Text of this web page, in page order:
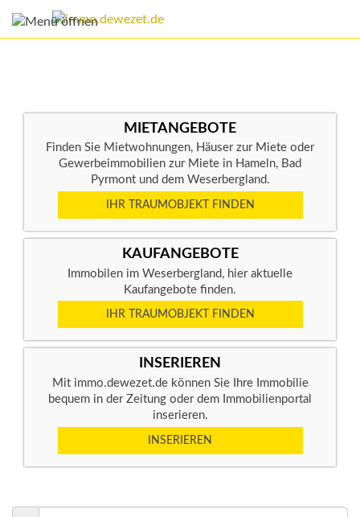
MIETANGEBOTE
Finden Sie Mietwohnungen, Häuser zur Miete oder
Gewerbeimmobilien zur Miete in Hameln, Bad
Pyrmont und dem Weserbergland.
IHR TRAUMOBJEKT FINDEN
KAUFANGEBOTE
Immobilen im Weserbergland, hier aktuelle
Kaufangebote finden.
IHR TRAUMOBJEKT FINDEN
INSERIEREN
Mit immo.dewezet.de können Sie Ihre Immobilie
bequem in der Zeitung oder dem Immobilienportal
inserieren.
INSERIEREN